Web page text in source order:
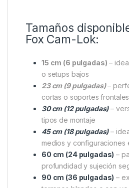
mayor penetración en el suelo
estabilidad del conjunto.
Consejo experto: si utilizas
elevada o en sesiones con
pica con una leve inclinación
montaje. Así mejorarás la
vibraciones indeseadas.
Tamaños
Fox Cam-Lok:
15 cm (6 pulgadas) –